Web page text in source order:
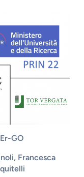
GO
Francesca